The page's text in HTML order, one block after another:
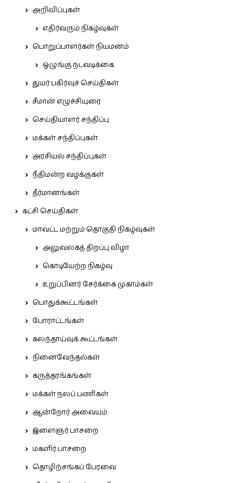
அறிவிப்புகள்
எதிர்வரும் நிகழ்வுகள்
பொறுப்பாளர்கள் நியமனம்
ஒழுங்கு நடவடிக்கை
துயர் பகிர்வுச் செய்திகள்
சீமான் எழுச்சியுரை
செய்தியாளர் சந்திப்பு
மக்கள் சந்திப்புகள்
அரசியல் சந்திப்புகள்
நீதிமன்ற வழக்குகள்
தீர்மானங்கள்
கட்சி செய்திகள்
மாவட்ட மற்றும் தொகுதி நிகழ்வுகள்
அலுவலகத் திறப்பு விழா
கொடியேற்ற நிகழ்வு
உறுப்பினர் சேர்க்கை முகாம்கள்
பொதுக்கூட்டங்கள்
போராட்டங்கள்
கலந்தாய்வுக் கூட்டங்கள்
நினைவேந்தல்கள்
கருத்தரங்கங்கள்
மக்கள் நலப் பணிகள்
ஆன்றோர் அவையம்
இளைஞர் பாசறை
மகளிர் பாசறை
தொழிற்சங்கப் பேரவை